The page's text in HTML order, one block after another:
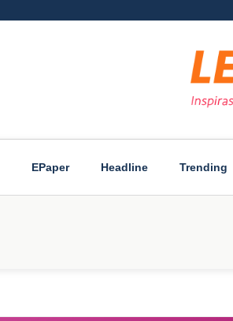
EPaper Headline Trending